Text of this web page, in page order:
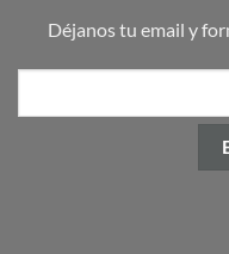
Déjanos tu email y